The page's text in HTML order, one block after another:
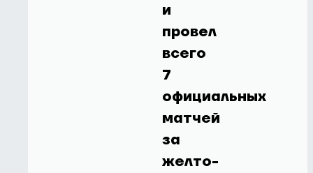
и
провел
всего
7
официальных
матчей
за
желто-